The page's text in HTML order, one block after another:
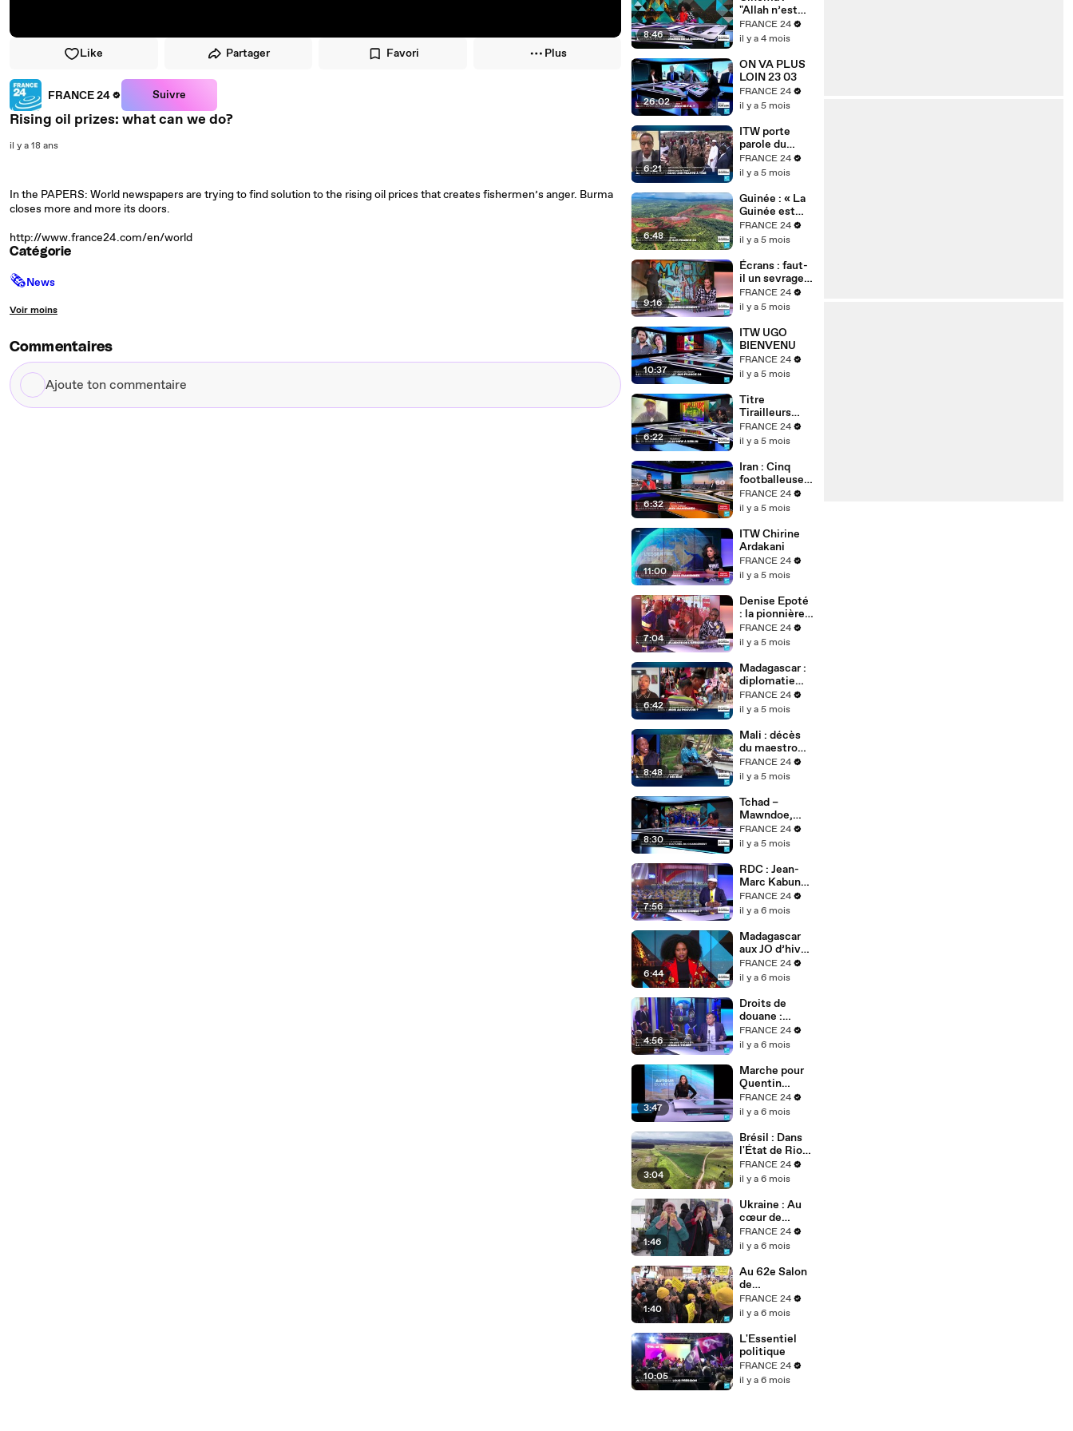
Like Partager Favori Plus
FRANCE 24 Suivre
Rising oil prizes: what can we do?
il y a 18 ans
In the PAPERS: World newspapers are trying to find solution to the rising oil prices that creates fishermen’s anger. Burma
closes more and more its doors.
http://www.france24.com/en/world
Catégorie
🗞News
Voir moins
Commentaires
Ajoute
ton
hub mondial
8:46
"Allah n’est
pas obligé",
l’animation au
mémoire des
enfants-
soldats
FRANCE 24
il y a 4 mois
26:02
ON VA PLUS
LOIN 23 03
FRANCE 24
il y a 5 mois
6:21
ITW porte
parole du
gouvernemen
t tchadien
FRANCE 24
il y a 5 mois
6:48
Guinée : « La
Guinée est
une dictature
» – Cellou
dénonce le
régime
Doumbouya
FRANCE 24
il y a 5 mois
9:16
Écrans : faut-
il un sevrage
numérique ?
Najat Vallaud-
alerte
FRANCE 24
il y a 5 mois
10:37
ITW UGO
BIENVENU
FRANCE 24
il y a 5 mois
6:22
Titre
Tirailleurs
africains :
l’exposition
Bonaventure
Soh Bejeng
Ndikung à
Berlin
FRANCE 24
il y a 5 mois
6:32
Iran : Cinq
footballeuses
iraniennes
obtiennent
Australie
FRANCE 24
il y a 5 mois
11:00
ITW Chirine
Ardakani
FRANCE 24
il y a 5 mois
7:04
Denise Epoté
: la pionnière
du journal
télévisé
raconte 40
ans de
carrière
FRANCE 24
il y a 5 mois
6:42
Madagascar :
diplomatie
tous azimuts
du président
après le
putsch
FRANCE 24
il y a 5 mois
8:48
Mali : décès
du maestro
Boncana
Maïga,
cubaine
FRANCE 24
il y a 5 mois
8:30
Tchad –
Mawndoe,
voix engagée
entre afro-
traditions
ngambay
FRANCE 24
il y a 5 mois
7:56
RDC : Jean-
Marc Kabund
réclame un
dialogue
critique
Tshisekedi
FRANCE 24
il y a 6 mois
6:44
Madagascar
aux JO d’hiver
: Mialitiana
Clerc, l’espoir
slalom
FRANCE 24
il y a 6 mois
4:56
Droits de
douane :
Après la
décision de la
Suprême, la
riposte de
Donald Trump
FRANCE 24
il y a 6 mois
3:47
Marche pour
Quentin
Deranque : La
préfecture
environ 3 200
personnes à
Lyon
FRANCE 24
il y a 6 mois
3:04
Brésil : Dans
l'État de Rio
Grande do Sul,
pionnier de la
agriculture
durable
FRANCE 24
il y a 6 mois
1:46
Ukraine : Au
cœur de
l'hiver glacial,
un boulanger
réconfort
avec son pain
FRANCE 24
il y a 6 mois
1:40
Au 62e Salon
de
l'agriculture,
Emmanuel
la colère et
aux
inquiétudes
des
agriculteurs
FRANCE 24
il y a 6 mois
10:05
L'Essentiel
politique
FRANCE 24
il y a 6 mois